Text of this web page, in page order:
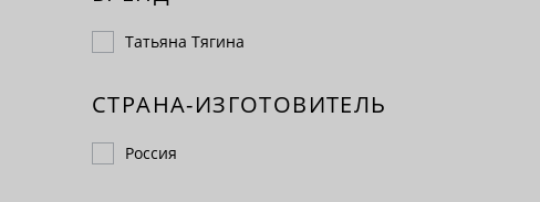
Татьяна Тягина
СТРАНА-ИЗГОТОВИТЕЛЬ
Россия